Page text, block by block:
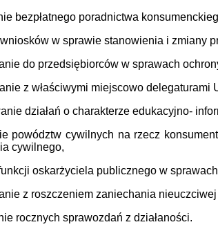
bezpłatnego poradnictwa
w sprawie stanowienia i zmiany
do przedsiębiorców w sprawach
z właściwymi miejscowo
działań o charakterze edukacyjno-
powództw cywilnych na rzecz
cywilnego,
oskarżyciela publicznego w
z roszczeniem zaniechania
rocznych sprawozdań z działaności.